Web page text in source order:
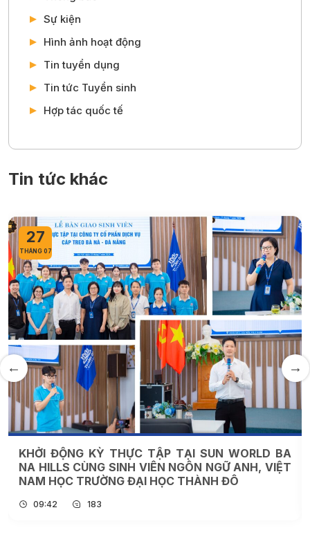
Sự kiện
Hình ảnh hoạt động
Tin tuyển dụng
Tin tức Tuyển sinh
Hợp tác quốc tế
Tin tức khác
27
THÁNG 07
KHỞI ĐỘNG KỲ THỰC TẬP TẠI SUN WORLD BA
NA HILLS CÙNG SINH VIÊN NGÔN NGỮ ANH, VIỆT
NAM HỌC TRƯỜNG ĐẠI HỌC THÀNH ĐÔ
09:42 183